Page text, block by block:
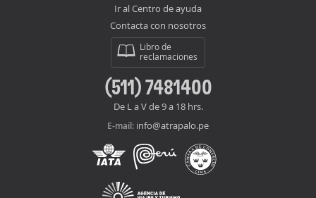
Ir al Centro de ayuda
Contacta con nosotros
Libro de
reclamaciones
(511) 7481400
De L a V de 9 a 18 hrs.
E-mail: info@atrapalo.pe